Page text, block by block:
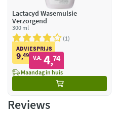
Lactacyd Wasemulsie
Verzorgend
300 ml
1
ADVIESPRIJS
9,49 V.A. 4,74
Maandag in huis
Reviews